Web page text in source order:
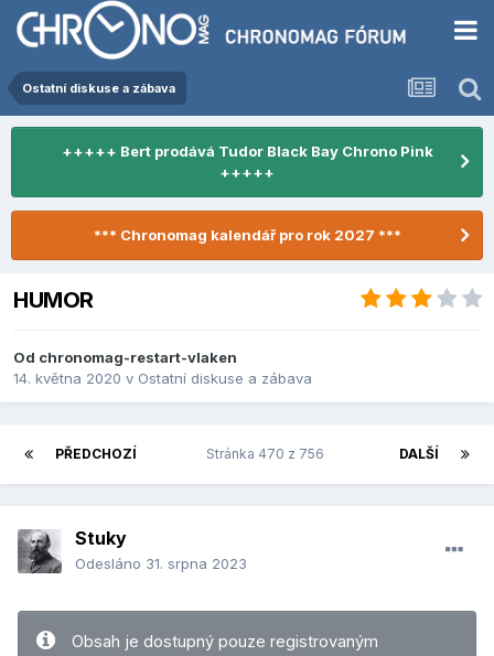
Ostatní diskuse a zábava
+++++ Bert prodává Tudor Black Bay Chrono Pink
+++++
*** Chronomag kalendář pro rok 2027 ***
HUMOR
Od chronomag-restart-vlaken
14. května 2020 v Ostatní diskuse a zábava
PŘEDCHOZÍ DALŠÍ
Stránka 470 z 756
Stuky
Odesláno 31. srpna 2023
Obsah je dostupný pouze registrovaným